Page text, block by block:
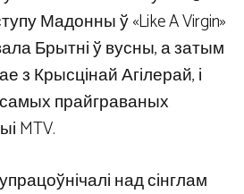
Мадонны ў «Like A Virgin»
Брытні ў вусны, а затым
з Крысцінай Агілерай, і
прайграваных
MTV.
над сінглам